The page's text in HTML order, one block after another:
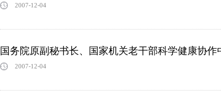
2007-12-04
国务院原副秘书长、国家机关老干部科学健康协
2007-12-04